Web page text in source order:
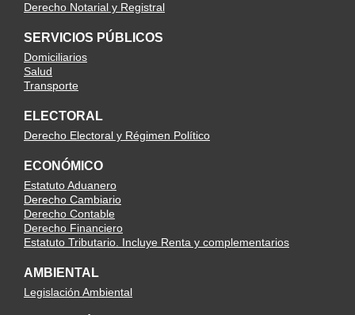
Derecho Notarial y Registral
SERVICIOS PÚBLICOS
Domiciliarios
Salud
Transporte
ELECTORAL
Derecho Electoral y Régimen Político
ECONÓMICO
Estatuto Aduanero
Derecho Cambiario
Derecho Contable
Derecho Financiero
Estatuto Tributario. Incluye Renta y complementarios
AMBIENTAL
Legislación Ambiental